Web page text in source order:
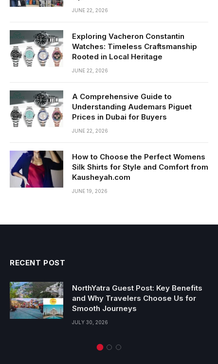
JUNE 22, 2026
Exploring Vacheron Constantin
Watches: Timeless Craftsmanship
Rooted in Local Heritage
JUNE 22, 2026
A Comprehensive Guide to
Understanding Audemars Piguet
Prices in Dubai for Buyers
JUNE 22, 2026
How to Choose the Perfect Womens
Silk Shirts for Style and Comfort from
Kausheyah.com
JUNE 19, 2026
RECENT POST
NorthYatra Guest Post: Key Benefits
and Why Travelers Choose Us for
Smooth Journeys
JULY 30, 2026